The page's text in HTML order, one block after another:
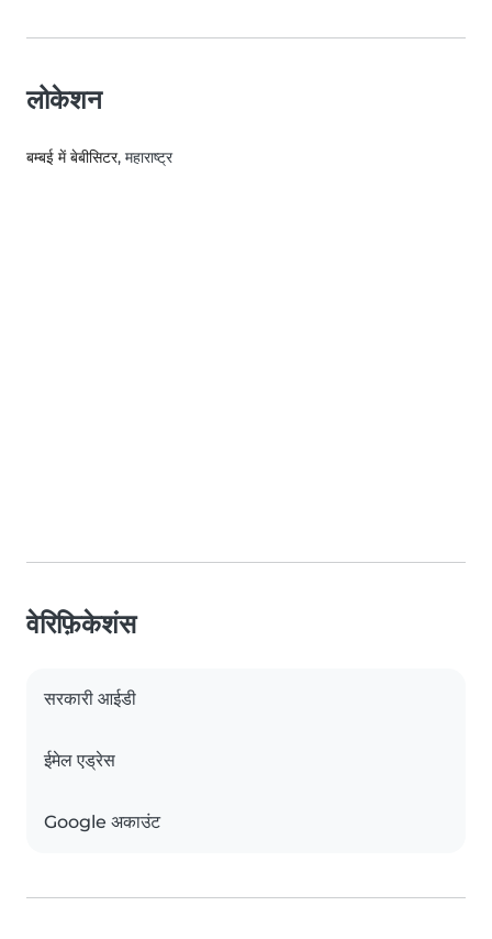
लोकेशन
बम्बई में बेबीसिटर, महाराष्ट्र
वेरिफ़िकेशंस
सरकारी आईडी
ईमेल एड्रेस
Google अकाउंट